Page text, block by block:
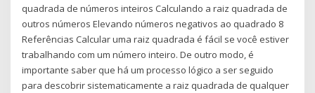
quadrada de números inteiros Calculando a raiz quadrada de
outros números Elevando números negativos ao quadrado 8
Referências Calcular uma raiz quadrada é fácil se você estiver
trabalhando com um número inteiro. De outro modo, é
importante saber que há um processo lógico a ser seguido
para descobrir sistematicamente a raiz quadrada de qualquer